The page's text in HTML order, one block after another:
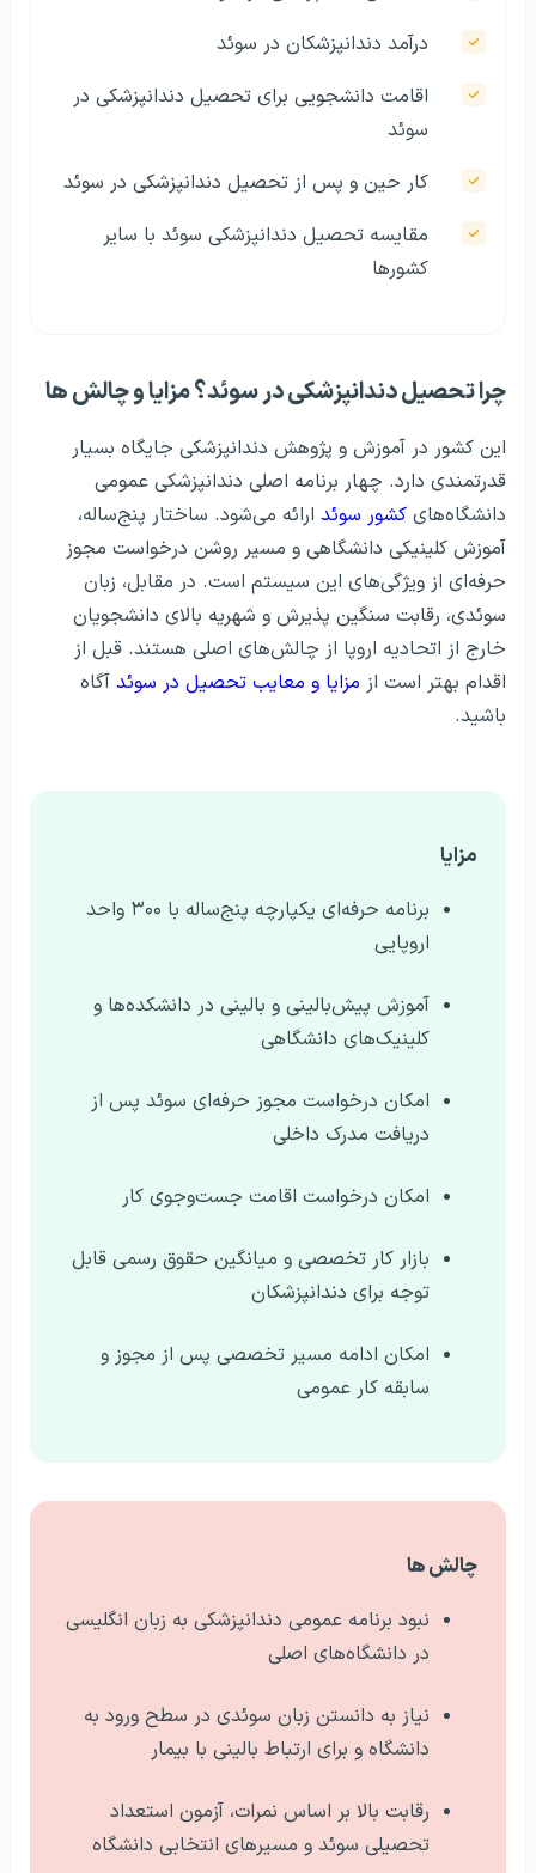
درآمد دندانپزشکان در سوئد
اقامت دانشجویی برای تحصیل دندانپزشکی در
سوئد
کار حین و پس از تحصیل دندانپزشکی در سوئد
مقایسه تحصیل دندانپزشکی سوئد با سایر
کشورها
چرا تحصیل دندانپزشکی در سوئد؟ مزایا و چالش‌ ها
این کشور در آموزش و پژوهش دندانپزشکی جایگاه بسیار
قدرتمندی دارد. چهار برنامه اصلی دندانپزشکی عمومی
دانشگاه‌های کشور سوئد ارائه می‌شود. ساختار پنج‌ساله،
آموزش کلینیکی دانشگاهی و مسیر روشن درخواست مجوز
حرفه‌ای از ویژگی‌های این سیستم است. در مقابل، زبان
سوئدی، رقابت سنگین پذیرش و شهریه بالای دانشجویان
خارج از اتحادیه اروپا از چالش‌های اصلی هستند. قبل از
اقدام بهتر است از مزایا و معایب تحصیل در سوئد آگاه
باشید.
مزایا
برنامه حرفه‌ای یکپارچه پنج‌ساله با ۳۰۰ واحد
اروپایی
آموزش پیش‌بالینی و بالینی در دانشکده‌ها و
کلینیک‌های دانشگاهی
امکان درخواست مجوز حرفه‌ای سوئد پس از
دریافت مدرک داخلی
امکان درخواست اقامت جست‌وجوی کار
بازار کار تخصصی و میانگین حقوق رسمی قابل
توجه برای دندانپزشکان
امکان ادامه مسیر تخصصی پس از مجوز و
سابقه کار عمومی
چالش‌ ها
نبود برنامه عمومی دندانپزشکی به زبان انگلیسی
در دانشگاه‌های اصلی
نیاز به دانستن زبان سوئدی در سطح ورود به
دانشگاه و برای ارتباط بالینی با بیمار
رقابت بالا بر اساس نمرات، آزمون استعداد
تحصیلی سوئد و مسیرهای انتخابی دانشگاه